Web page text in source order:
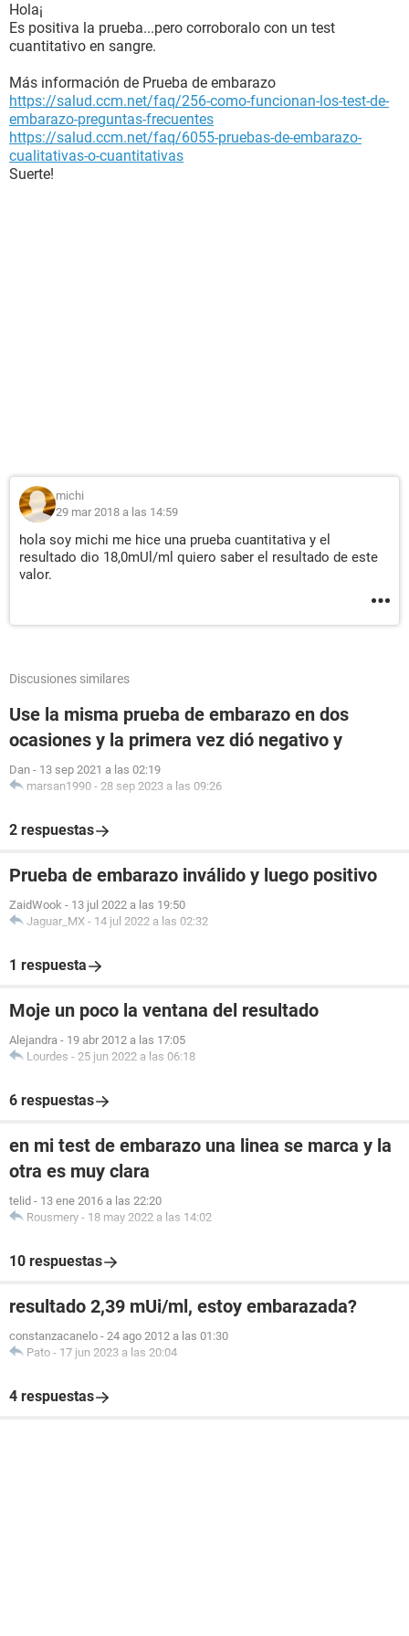
Hola¡
Es positiva la prueba...pero corroboralo con un test
cuantitativo en sangre.
Más información de Prueba de embarazo
https://salud.ccm.net/faq/256-como-funcionan-los-test-de-
embarazo-preguntas-frecuentes
https://salud.ccm.net/faq/6055-pruebas-de-embarazo-
cualitativas-o-cuantitativas
Suerte!
michi
29 mar 2018 a las 14:59
hola soy michi me hice una prueba cuantitativa y el
resultado dio 18,0mUl/ml quiero saber el resultado de este
valor.
Discusiones similares
Use la misma prueba de embarazo en dos
ocasiones y la primera vez dió negativo y
Dan - 13 sep 2021 a las 02:19
marsan1990 - 28 sep 2023 a las 09:26
2 respuestas
Prueba de embarazo inválido y luego positivo
ZaidWook - 13 jul 2022 a las 19:50
Jaguar_MX - 14 jul 2022 a las 02:32
1 respuesta
Moje un poco la ventana del resultado
Alejandra - 19 abr 2012 a las 17:05
Lourdes - 25 jun 2022 a las 06:18
6 respuestas
en mi test de embarazo una linea se marca y la
otra es muy clara
telid - 13 ene 2016 a las 22:20
Rousmery - 18 may 2022 a las 14:02
10 respuestas
resultado 2,39 mUi/ml, estoy embarazada?
constanzacanelo - 24 ago 2012 a las 01:30
Pato - 17 jun 2023 a las 20:04
4 respuestas